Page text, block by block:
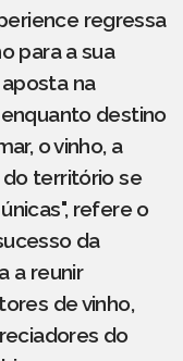
regressa
para a sua
na
destino
o vinho, a
território se
refere o
da
a reunir
de vinho,
do